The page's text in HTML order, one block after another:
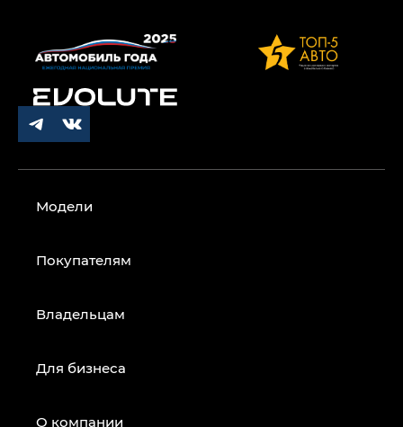
Модели
Покупателям
Владельцам
Для бизнеса
О компании